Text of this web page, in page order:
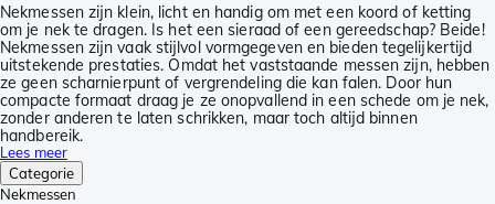
Nekmessen zijn klein, licht en handig om met een koord of ketting
om je nek te dragen. Is het een sieraad of een gereedschap? Beide!
Nekmessen zijn vaak stijlvol vormgegeven en bieden tegelijkertijd
uitstekende prestaties. Omdat het vaststaande messen zijn, hebben
ze geen scharnierpunt of vergrendeling die kan falen. Door hun
compacte formaat draag je ze onopvallend in een schede om je nek,
zonder anderen te laten schrikken, maar toch altijd binnen
handbereik.
Lees meer
Categorie
Nekmessen